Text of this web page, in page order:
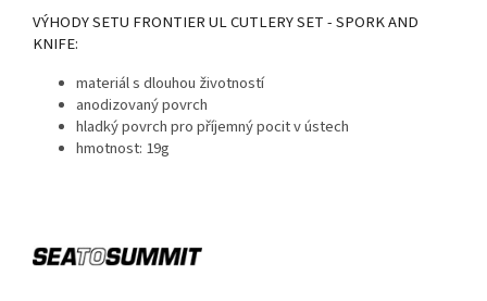
VÝHODY SETU FRONTIER UL CUTLERY SET - SPORK AND
KNIFE:
materiál s dlouhou životností
anodizovaný povrch
hladký povrch pro příjemný pocit v ústech
hmotnost: 19g